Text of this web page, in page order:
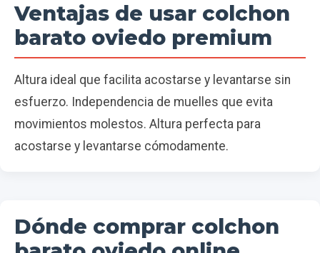
Ventajas de usar colchon
barato oviedo premium
Altura ideal que facilita acostarse y levantarse sin
esfuerzo. Independencia de muelles que evita
movimientos molestos. Altura perfecta para
acostarse y levantarse cómodamente.
Dónde comprar colchon